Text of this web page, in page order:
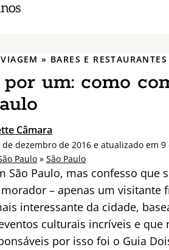
» BARES E RESTAURANTES
um: como
Câmara
de dezembro de 2016 e atualizado em
Paulo » São Paulo
São Paulo, mas confesso
– apenas um visitante
interessante da cidade,
culturais incríveis e
por isso foi o Guia